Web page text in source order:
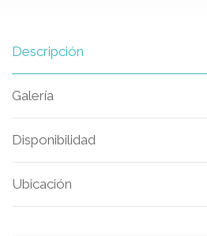
Descripción
Galería
Disponibilidad
Ubicación